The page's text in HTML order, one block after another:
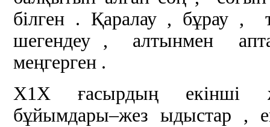
білген . Қаралау , бұрау ,
шегендеу , алтынмен
меңгерген .
Х1Х ғасырдың екінші
бұйымдары–жез ыдыстар ,